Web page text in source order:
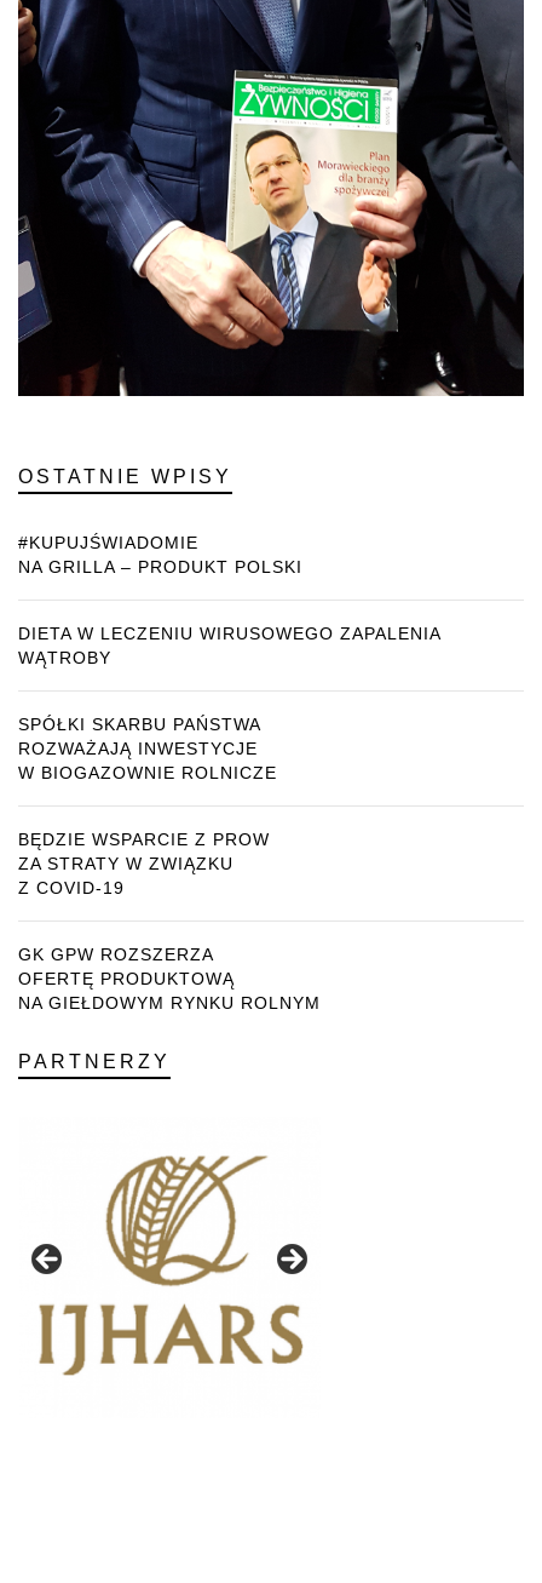
OSTATNIE WPISY
#KUPUJŚWIADOMIE
NA GRILLA – PRODUKT POLSKI
DIETA W LECZENIU WIRUSOWEGO ZAPALENIA
WĄTROBY
SPÓŁKI SKARBU PAŃSTWA
ROZWAŻAJĄ INWESTYCJE
W BIOGAZOWNIE ROLNICZE
BĘDZIE WSPARCIE Z PROW
ZA STRATY W ZWIĄZKU
Z COVID-19
GK GPW ROZSZERZA
OFERTĘ PRODUKTOWĄ
NA GIEŁDOWYM RYNKU ROLNYM
PARTNERZY